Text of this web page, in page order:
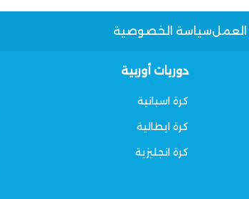
سياسة الخصوصية
دوريات أوربية
كرة اسبانية
كرة ايطالية
كرة انجليزية